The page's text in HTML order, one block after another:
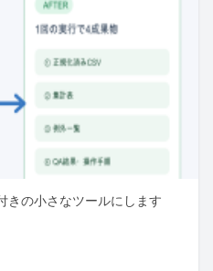
きの小さなツールにします